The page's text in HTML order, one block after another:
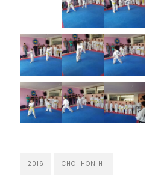
2016 CHOI HON HI